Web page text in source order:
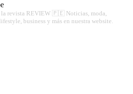
la revista REVIEW 🇵🇪 Noticias, moda,
business y más en nuestra website.